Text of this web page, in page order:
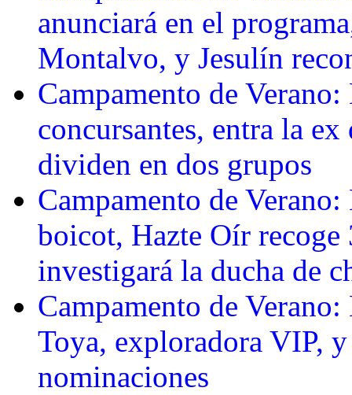
anunciará en el
Montalvo, y Jesulín
Campamento de
concursantes, entra la
dividen en dos grupos
Campamento de
boicot, Hazte Oír
investigará la ducha de
Campamento de
Toya, exploradora VIP,
nominaciones